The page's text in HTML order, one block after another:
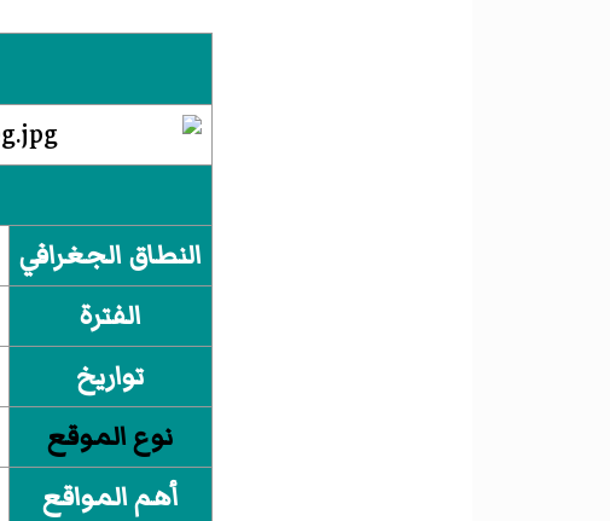
النطاق الجغرافي
الفترة
تواريخ
نوع الموقع
أهم المواقع